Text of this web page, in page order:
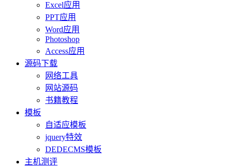
Excel应用
PPT应用
Word应用
Photoshop
Access应用
源码下载
网络工具
网站源码
书籍教程
模板
自适应模板
jquery特效
DEDECMS模板
主机测评